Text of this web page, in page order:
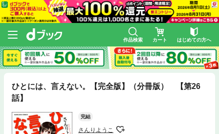
作品検索 カート はじめての方へ
ひとには、言えない。【完全版】（分冊版） 【第26
話】
完結
さんりようこ